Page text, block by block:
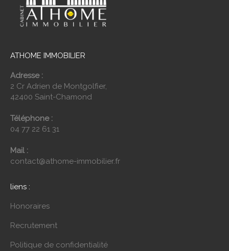
ATHOME IMMOBILIER
Adresse :
2 Cr Adrien de Montgolfier,
42400 Saint-Chamond
Téléphone :
04 77 22 61 31
Mail :
contact@athome-immobilier.fr
liens :
Honoraires
Recrutement
Politique de confidentialité